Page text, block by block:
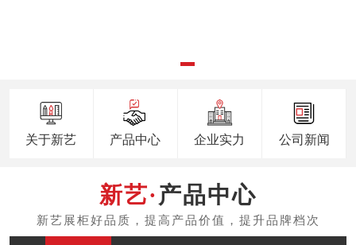
关于新艺 产品中心 企业实力 公司新闻
产品中心